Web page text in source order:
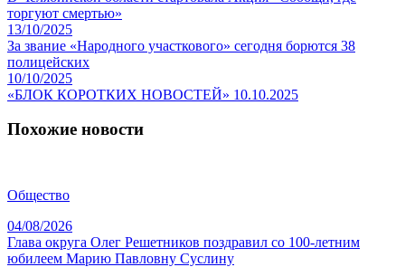
торгуют смертью»
13/10/2025
За звание «Народного участкового» сегодня борются 38
полицейских
10/10/2025
«БЛОК КОРОТКИХ НОВОСТЕЙ» 10.10.2025
Похожие новости
Общество
04/08/2026
Глава округа Олег Решетников поздравил со 100-летним
юбилеем Марию Павловну Суслину